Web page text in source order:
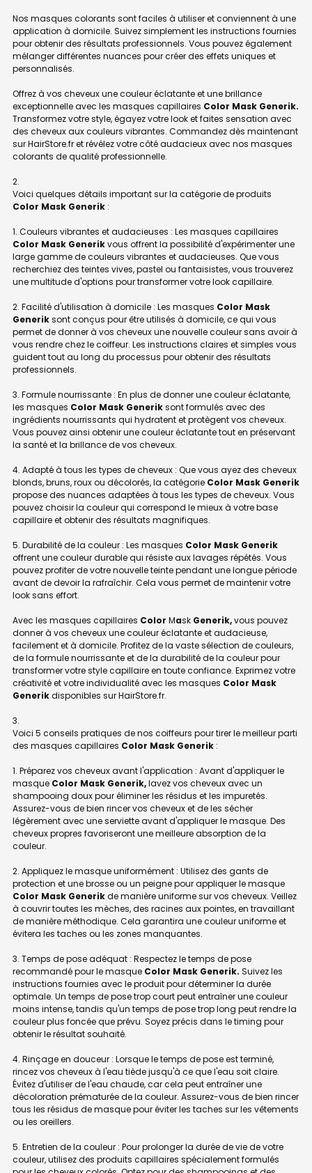
Nos masques colorants sont faciles à utiliser et conviennent à une
application à domicile. Suivez simplement les instructions fournies
pour obtenir des résultats professionnels. Vous pouvez également
mélanger différentes nuances pour créer des effets uniques et
personnalisés.
Offrez à vos cheveux une couleur éclatante et une brillance
exceptionnelle avec les masques capillaires Color Mask Generik.
Transformez votre style, égayez votre look et faites sensation avec
des cheveux aux couleurs vibrantes. Commandez dès maintenant
sur HairStore.fr et révélez votre côté audacieux avec nos masques
colorants de qualité professionnelle.
Voici quelques détails important sur la catégorie de produits
Color Mask Generik :
1. Couleurs vibrantes et audacieuses : Les masques capillaires
Color Mask Generikvous offrent la possibilité d'expérimenter une
large gamme de couleurs vibrantes et audacieuses. Que vous
recherchiez des teintes vives, pastel ou fantaisistes, vous trouverez
une multitude d'options pour transformer votre look capillaire.
2. Facilité d'utilisation à domicile : Les masques Color Mask
Generiksont conçus pour être utilisés à domicile, ce qui vous
permet de donner à vos cheveux une nouvelle couleur sans avoir à
vous rendre chez le coiffeur. Les instructions claires et simples vous
guident tout au long du processus pour obtenir des résultats
professionnels.
3. Formule nourrissante : En plus de donner une couleur éclatante,
les masques Color Mask Generiksont formulés avec des
ingrédients nourrissants qui hydratent et protègent vos cheveux.
Vous pouvez ainsi obtenir une couleur éclatante tout en préservant
la santé et la brillance de vos cheveux.
4. Adapté à tous les types de cheveux : Que vous ayez des cheveux
blonds, bruns, roux ou décolorés, la catégorie Color Mask Generik
propose des nuances adaptées à tous les types de cheveux. Vous
pouvez choisir la couleur qui correspond le mieux à votre base
capillaire et obtenir des résultats magnifiques.
5. Durabilité de la couleur : Les masques Color Mask Generik
offrent une couleur durable qui résiste aux lavages répétés. Vous
pouvez profiter de votre nouvelle teinte pendant une longue période
avant de devoir la rafraîchir. Cela vous permet de maintenir votre
look sans effort.
Avec les masques capillaires Color Mask Generik,vous pouvez
donner à vos cheveux une couleur éclatante et audacieuse,
facilement et à domicile. Profitez de la vaste sélection de couleurs,
de la formule nourrissante et de la durabilité de la couleur pour
transformer votre style capillaire en toute confiance. Exprimez votre
créativité et votre individualité avec les masques Color Mask
Generikdisponibles sur HairStore.fr.
Voici 5 conseils pratiques de nos coiffeurs pour tirer le meilleur parti
des masques capillaires Color Mask Generik :
1. Préparez vos cheveux avant l'application : Avant d'appliquer le
masque Color Mask Generik,lavez vos cheveux avec un
shampooing doux pour éliminer les résidus et les impuretés.
Assurez-vous de bien rincer vos cheveux et de les sécher
légèrement avec une serviette avant d'appliquer le masque. Des
cheveux propres favoriseront une meilleure absorption de la
couleur.
2. Appliquez le masque uniformément : Utilisez des gants de
protection et une brosse ou un peigne pour appliquer le masque
Color Mask Generikde manière uniforme sur vos cheveux. Veillez
à couvrir toutes les mèches, des racines aux pointes, en travaillant
de manière méthodique. Cela garantira une couleur uniforme et
évitera les taches ou les zones manquantes.
3. Temps de pose adéquat : Respectez le temps de pose
recommandé pour le masque Color Mask Generik. Suivez les
instructions fournies avec le produit pour déterminer la durée
optimale. Un temps de pose trop court peut entraîner une couleur
moins intense, tandis qu'un temps de pose trop long peut rendre la
couleur plus foncée que prévu. Soyez précis dans le timing pour
obtenir le résultat souhaité.
4. Rinçage en douceur : Lorsque le temps de pose est terminé,
rincez vos cheveux à l'eau tiède jusqu'à ce que l'eau soit claire.
Évitez d'utiliser de l'eau chaude, car cela peut entraîner une
décoloration prématurée de la couleur. Assurez-vous de bien rincer
tous les résidus de masque pour éviter les taches sur les vêtements
ou les oreillers.
5. Entretien de la couleur : Pour prolonger la durée de vie de votre
couleur, utilisez des produits capillaires spécialement formulés